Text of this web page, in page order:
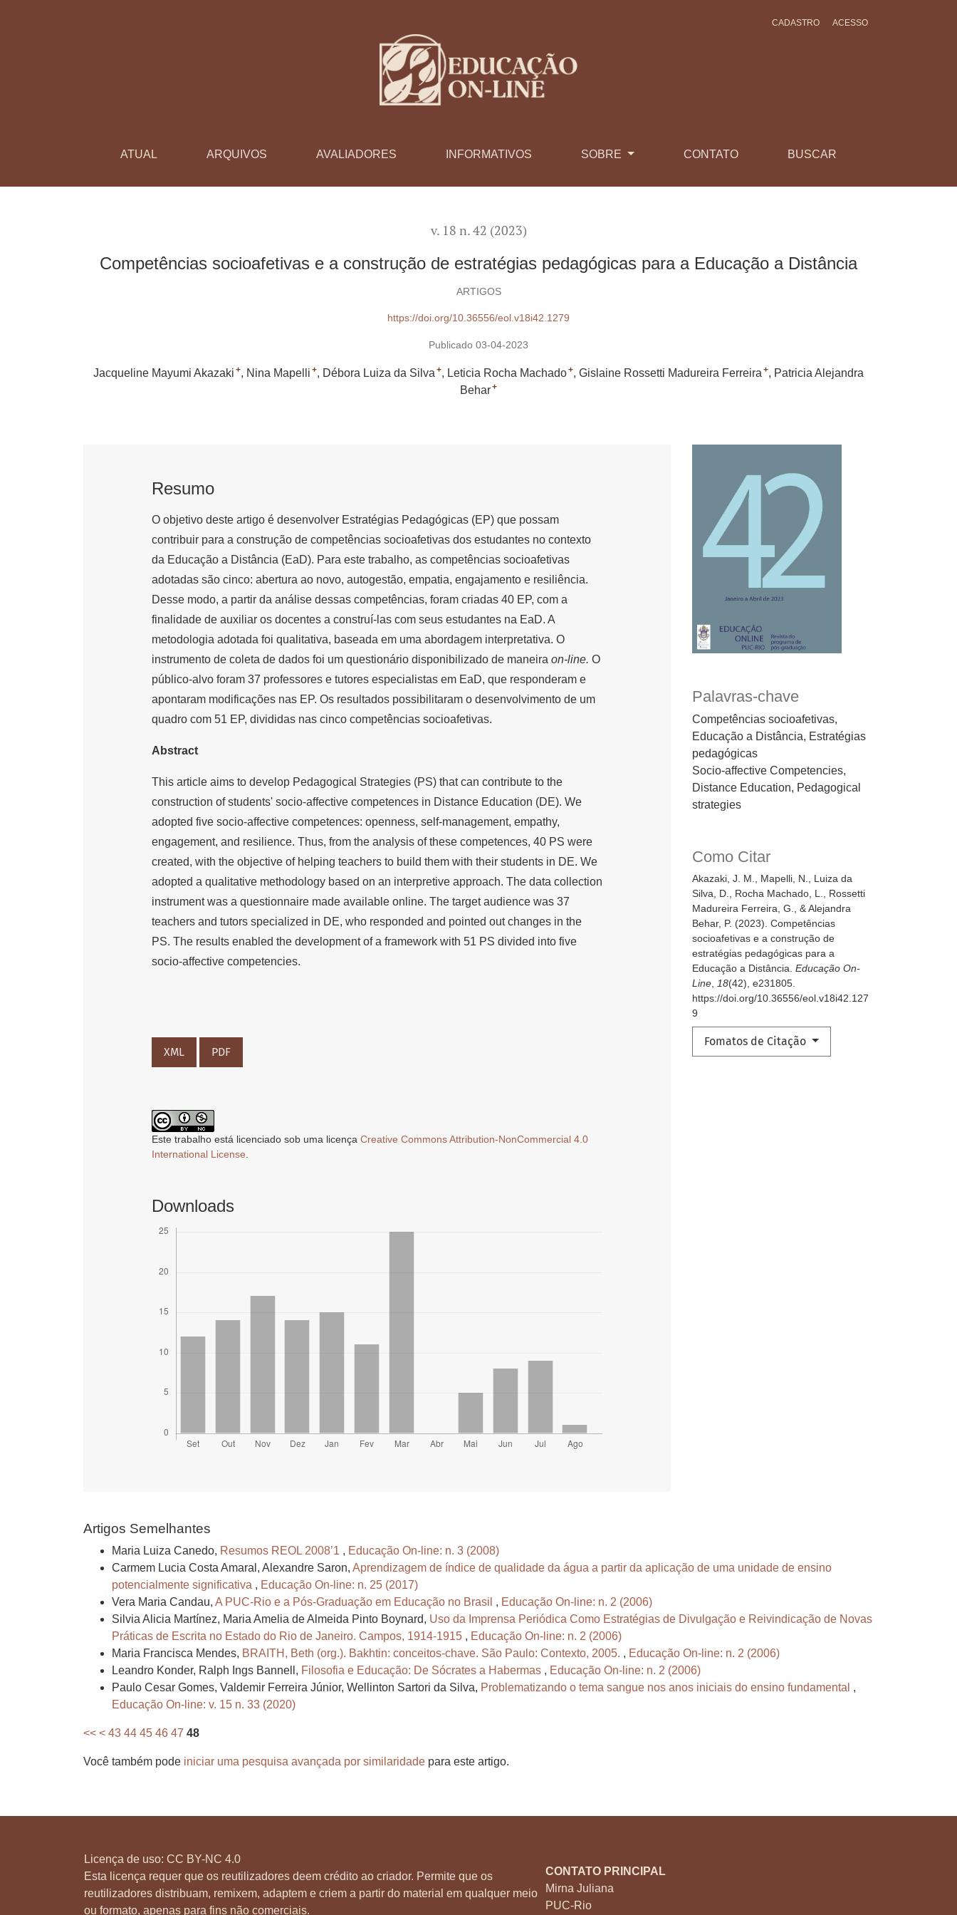
ATUAL ARQUIVOS AVALIADORES INFORMATIVOS SOBRE CONTATO BUSCAR
CADASTRO ACESSO
v. 18 n. 42 (2023)
Competências socioafetivas e a construção de estratégias pedagógicas para a Educação a Distância
ARTIGOS
https://doi.org/10.36556/eol.v18i42.1279
Publicado 03-04-2023
Jacqueline Mayumi Akazaki + Nina Mapelli + Débora Luiza da Silva + Leticia Rocha Machado+ Gislaine Rossetti Madureira Ferreira +
Patricia Alejandra
Behar+
Palavras-chave
Competências socioafetivas,
Educação a Distância, Estratégias
pedagógicas
Socio-affective Competencies,
Distance Education, Pedagogical
strategies
Como Citar
Akazaki, J. M., Mapelli, N., Luiza da
Silva, D., Rocha Machado, L., Rossetti
Madureira Ferreira, G., & Alejandra
Behar, P. (2023). Competências
socioafetivas e a construção de
estratégias pedagógicas para a
Educação a Distância. Educação On-
Line
18(42), e231805.
https://doi.org/10.36556/eol.v18i42.127
9
Fomatos de Citação
Resumo
O objetivo deste artigo é desenvolver Estratégias Pedagógicas (EP) que possam
contribuir para a construção de competências socioafetivas dos estudantes no contexto
da Educação a Distância (EaD). Para este trabalho, as competências socioafetivas
adotadas são cinco: abertura ao novo, autogestão, empatia, engajamento e resiliência.
Desse modo, a partir da análise dessas competências, foram criadas 40 EP, com a
finalidade de auxiliar os docentes a construí-las com seus estudantes na EaD. A
metodologia adotada foi qualitativa, baseada em uma abordagem interpretativa. O
instrumento de coleta de dados foi um questionário disponibilizado de maneira on-line. O
público-alvo foram 37 professores e tutores especialistas em EaD, que responderam e
apontaram modificações nas EP. Os resultados possibilitaram o desenvolvimento de um
quadro com 51 EP, divididas nas cinco competências socioafetivas.
Abstract
This article aims to develop Pedagogical Strategies (PS) that can contribute to the
construction of students' socio-affective competences in Distance Education (DE). We
adopted five socio-affective competences: openness, self-management, empathy,
engagement, and resilience. Thus, from the analysis of these competences, 40 PS were
created, with the objective of helping teachers to build them with their students in DE. We
adopted a qualitative methodology based on an interpretive approach. The data collection
instrument was a questionnaire made available online. The target audience was 37
teachers and tutors specialized in DE, who responded and pointed out changes in the
PS. The results enabled the development of a framework with 51 PS divided into five
socio-affective competencies.
XML PDF
Este trabalho está licenciado sob uma licença Creative Commons Attribution-NonCommercial 4.0
International License
Downloads
Artigos Semelhantes
Maria Luiza Canedo, Resumos REOL 2008’1 , Educação On-line: n. 3 (2008)
Carmem Lucia Costa Amaral, Alexandre Saron, Aprendizagem de índice de qualidade da água a partir da aplicação de uma unidade de ensino
potencialmente significativa , Educação On-line: n. 25 (2017)
Vera Maria Candau, A PUC-Rio e a Pós-Graduação em Educação no Brasil , Educação On-line: n. 2 (2006)
Silvia Alicia Martínez, Maria Amelia de Almeida Pinto Boynard, Uso da Imprensa Periódica Como Estratégias de Divulgação e Reivindicação de Novas
Práticas de Escrita no Estado do Rio de Janeiro. Campos, 1914-1915 , Educação On-line: n. 2 (2006)
Maria Francisca Mendes, BRAITH, Beth (org.). Bakhtin: conceitos-chave. São Paulo: Contexto, 2005. , Educação On-line: n. 2 (2006)
Leandro Konder, Ralph Ings Bannell, Filosofia e Educação: De Sócrates a Habermas , Educação On-line: n. 2 (2006)
Paulo Cesar Gomes, Valdemir Ferreira Júnior, Wellinton Sartori da Silva, Problematizando o tema sangue nos anos iniciais do ensino fundamental ,
Educação On-line: v. 15 n. 33 (2020)
<< < 43 44 45 46 47 48
Você também pode iniciar uma pesquisa avançada por similaridade para este artigo.
Licença de uso: CC BY-NC 4.0
Esta licença requer que os reutilizadores deem crédito ao criador. Permite que os
reutilizadores distribuam, remixem, adaptem e criem a partir do material em qualquer meio
ou formato, apenas para fins não comerciais.
CONTATO PRINCIPAL
Mirna Juliana
PUC-Rio